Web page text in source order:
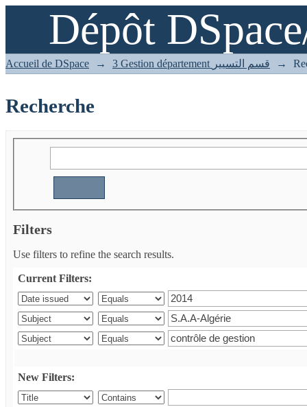
Dépôt
Recherche
Accueil de DSpace → 3 Gestion département قسم التسيير →
Recherche
Filters
Use filters to refine the search results.
Current Filters:
New Filters: